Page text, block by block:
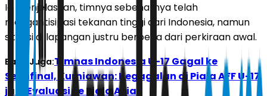
Ia menjelaskan, timnya sebenarnya telah
mengantisipasi tekanan tinggi dari Indonesia, namun
situasi di lapangan justru berbeda dari perkiraan awal.
Baca Juga:Timnas Indonesia U-17 Gagal ke
Semifinal, Kurniawan: Kegagalan di Piala AFF U-17
jadi Evaluasi ke Piala Asia